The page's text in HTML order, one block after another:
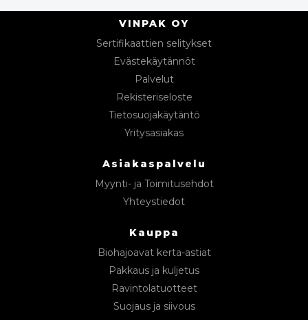
VINPAK OY
Sertifikaattien selitykset
Evästekäytännöt
Palvelut
Rekisteriseloste
Tietosuojakäytäntö
Yritysasiakas
Asiakaspalvelu
Myynti- ja Toimitusehdot
Yhteystiedot
Kauppa
Biohajoavat kerta-astiat
Pakkaus ja kuljetus
Ravintolatuotteet
Suojaus ja siivous